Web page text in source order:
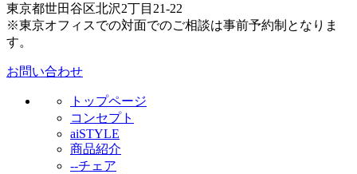
東京都世田谷区北沢2丁目21-22
※東京オフィスでの対面でのご相談は事前予約制となりま
す。
お問い合わせ
トップページ
コンセプト
aiSTYLE
商品紹介
--チェア